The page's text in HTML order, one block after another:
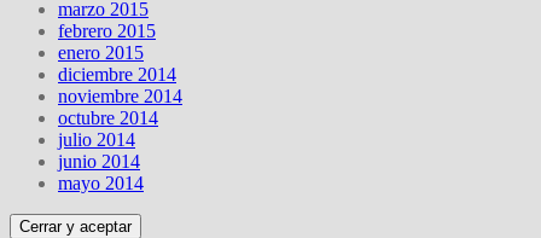
marzo 2015
febrero 2015
enero 2015
diciembre 2014
noviembre 2014
octubre 2014
julio 2014
junio 2014
mayo 2014